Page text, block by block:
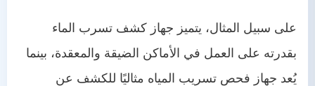
على سبيل المثال، يتميز جهاز كشف تسرب الماء
بقدرته على العمل في الأماكن الضيقة والمعقدة، بينما
يُعد جهاز فحص تسريب المياه مثاليًا للكشف عن